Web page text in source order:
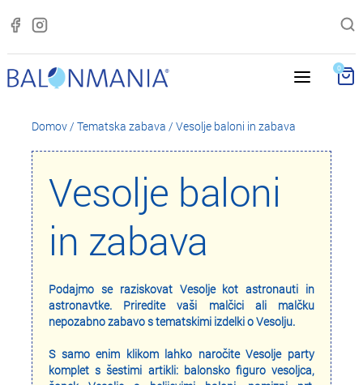
0
Domov/ Tematska zabava / Vesolje baloni in zabava
Vesolje baloni
in zabava
Podajmo se raziskovat Vesolje kot astronauti in
astronavtke. Priredite vaši malčici ali malčku
nepozabno zabavo s tematskimi izdelki o Vesolju.
S samo enim klikom lahko naročite Vesolje party
komplet s šestimi artikli: balonsko figuro vesoljca,